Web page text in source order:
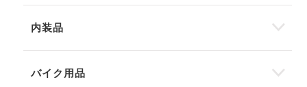
内装品
バイク用品